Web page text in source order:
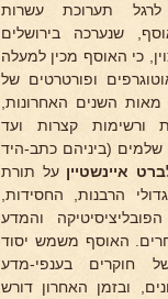
תערוכת עשרות
שנערכה בירושלים
כי האוסף מכין למעלה
ופורטרטים של
השנים האחרונות,
ורשימות קצרות ועד
שלמים (ביניהם כתב-היד
איינשטייןעל תורת
הרבנות, החסידות,
והמדע
האוסף משמש יסוד
חוקרים בענפי-מדע
ובזמן האחרון דורש